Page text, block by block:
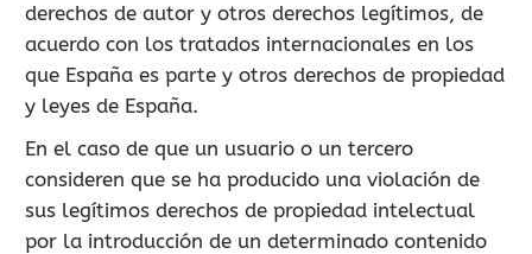
derechos de autor y otros derechos legítimos, de
acuerdo con los tratados internacionales en los
que España es parte y otros derechos de propiedad
y leyes de España.
En el caso de que un usuario o un tercero
consideren que se ha producido una violación de
sus legítimos derechos de propiedad intelectual
por la introducción de un determinado contenido